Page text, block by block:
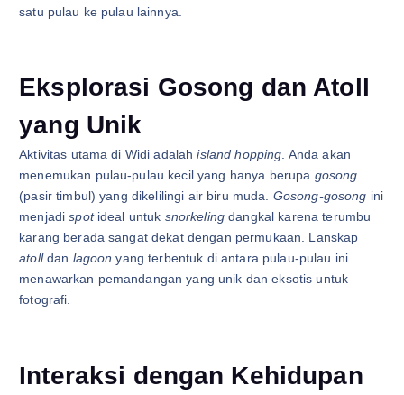
satu pulau ke pulau lainnya.
Eksplorasi Gosong dan Atoll
yang Unik
Aktivitas utama di Widi adalahisland hopping. Anda akan
menemukan pulau-pulau kecil yang hanya berupa gosong
(pasir timbul) yang dikelilingi air biru muda. Gosong-gosong ini
menjadispotideal untuk snorkeling dangkal karena terumbu
karang berada sangat dekat dengan permukaan. Lanskap
atolldan lagoon yang terbentuk di antara pulau-pulau ini
menawarkan pemandangan yang unik dan eksotis untuk
fotografi.
Interaksi dengan Kehidupan